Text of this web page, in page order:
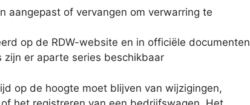
aangepast of vervangen om verwarring te
op de RDW-website en in officiële documenten
er aparte series beschikbaar
op de hoogte moet blijven van wijzigingen,